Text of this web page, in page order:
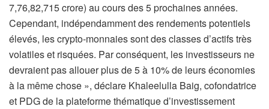
7,76,82,715 crore) au cours des 5 prochaines années.
Cependant, indépendamment des rendements potentiels
élevés, les crypto-monnaies sont des classes d’actifs très
volatiles et risquées. Par conséquent, les investisseurs ne
devraient pas allouer plus de 5 à 10% de leurs économies
à la même chose », déclare Khaleelulla Baig, cofondatrice
et PDG de la plateforme thématique d’investissement